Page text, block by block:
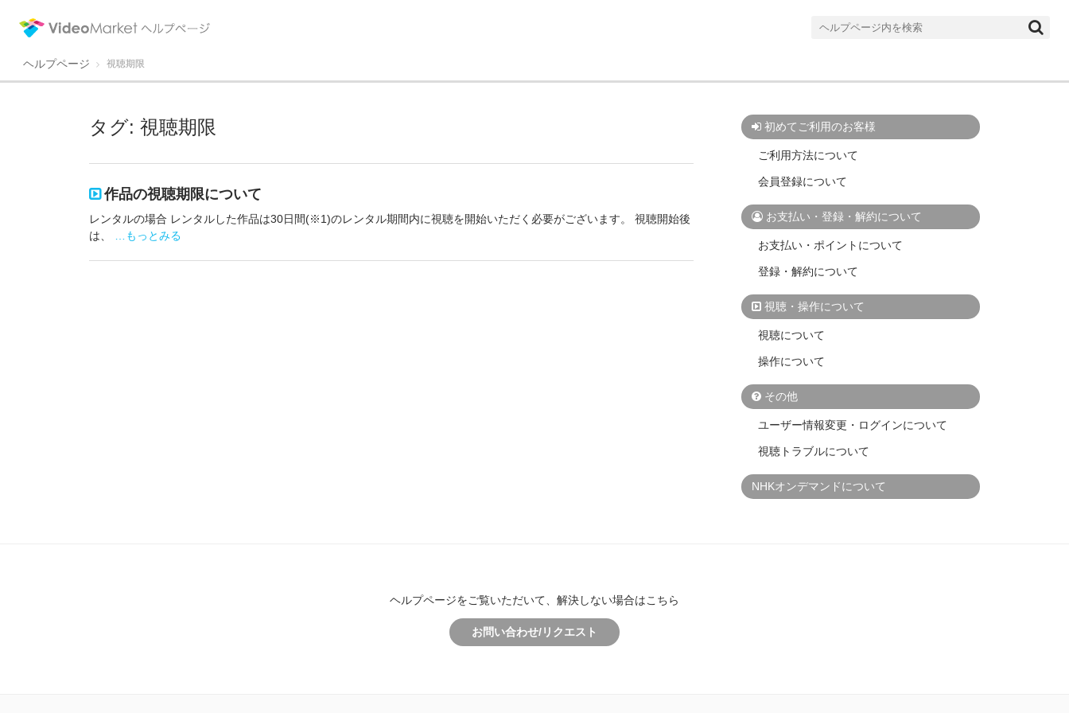
ヘルプページ|ネット動画配信サービスのビデオマーケット
ネット動画配信サービスビデオマーケットのヘルプページです。
検
象:
ヘルプページ 視聴期限
タグ: 視聴期限
作品の視聴期限について
レンタルの場合 レンタルした作品は30日間(※1)のレンタル期間内に視聴を開始いただく必要がございます。 視聴開始後
は、
…もっとみる
初めてご利用のお客様
ご利用方法について
会員登録について
お支払い・登録・解約について
お支払い・ポイントについて
登録・解約について
視聴・操作について
視聴について
操作について
その他
ユーザー情報変更・ログインについて
視聴トラブルについて
NHKオンデマンドについて
ヘルプページをご覧いただいて、解決しない場合はこちら
お問い合わせ/リクエスト